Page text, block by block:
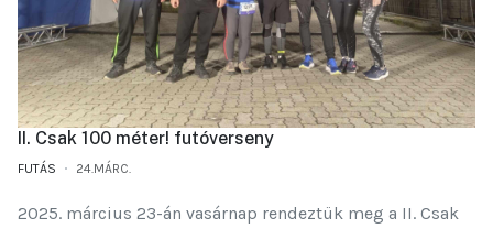
II. Csak 100 méter! futóverseny
FUTÁS 24.MÁRC.
2025. március 23-án vasárnap rendeztük meg a II. Csak